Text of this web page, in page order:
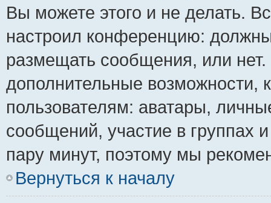
Вы можете этого и не делать.
настроил конференцию:
размещать сообщения, или
дополнительные
пользователям: аватары,
сообщений, участие в группах
пару минут, поэтому мы
Вернуться к началу